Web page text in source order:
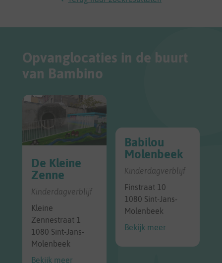
Opvanglocaties in de buurt
van Bambino
De Kleine
Zenne
Kinderdagverblijf
Kleine
Zennestraat 1
1080 Sint-Jans-
Molenbeek
Bekijk meer
Babilou
Molenbeek
Kinderdagverblijf
Finstraat 10
1080 Sint-Jans-
Molenbeek
Bekijk meer